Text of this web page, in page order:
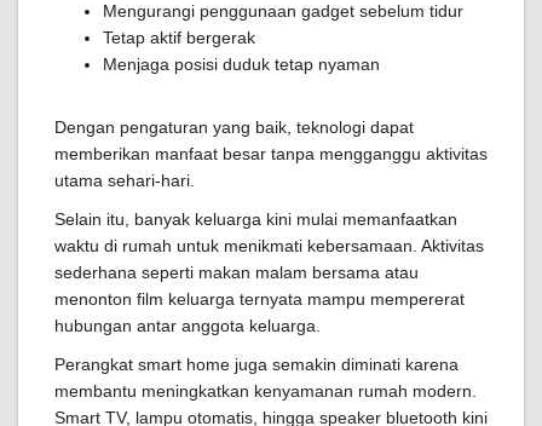
Mengurangi penggunaan gadget sebelum tidur
Tetap aktif bergerak
Menjaga posisi duduk tetap nyaman
Dengan pengaturan yang baik, teknologi dapat
memberikan manfaat besar tanpa mengganggu aktivitas
utama sehari-hari.
Selain itu, banyak keluarga kini mulai memanfaatkan
waktu di rumah untuk menikmati kebersamaan. Aktivitas
sederhana seperti makan malam bersama atau
menonton film keluarga ternyata mampu mempererat
hubungan antar anggota keluarga.
Perangkat smart home juga semakin diminati karena
membantu meningkatkan kenyamanan rumah modern.
Smart TV, lampu otomatis, hingga speaker bluetooth kini